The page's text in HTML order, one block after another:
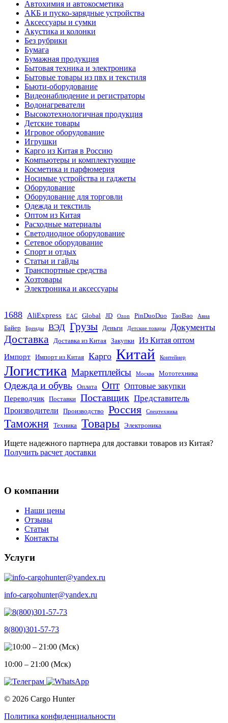
Автохимия и автокосметика
АКБ и пуско-зарядные устройства
Аксессуары и сумки
Акустика и колонки
Без рубрики
Бумага
Бумажная продукция
Бытовая техника и электроника
Бытовые товары из пвх и текстиля
Бьюти-оборудование
Видеонаблюдение и регистраторы
Водонагреватели
Высокотехнологичная продукция
Детские товары
Игровое оборудование
Игрушки
Карго из Китая в Россию
Компьютеры и комплектующие
Косметика и парфюмерия
Носимые устройства и гаджеты
Оборудование
Оборудование для торговли
Одежда и текстиль
Оптом из Китая
Расходные материалы
Светодиодное оборудование
Сетевое оборудование
Спорт и отдых
Статьи и гайды
Транспортные средства
Хозтовары
Электроника и аксессуары
1688 AliExpress EAC Global JD Ozon PinDuoDuo TaoBao Авиа
Байер Бренды ВЭД Грузы Деньги Детские товары Документы
Доставка Доставка из Китая Закупки Из Китая оптом
Импорт Импорт из Китая Карго Китай Контейнер
Логистика Маркетплейсы Москва Мототехника
Одежда и обувь Оплата Опт Оптовые закупки
Переводчик Поставки Поставщик Представитель
Производители Производство Россия Спецтехника
Таможня Техника Товары Электроника
Ищете надежного партнера для доставки товаров из Китая?
Получить расчет доставки
О компании
Наши цены
Отзывы
Статьи
Контакты
Услуги
info-cargohunter@yandex.ru
8(800)301-57-73
10:00 – 21:00 (Мск)
© 2026 Cargo Hunter
Политика конфиденциальности